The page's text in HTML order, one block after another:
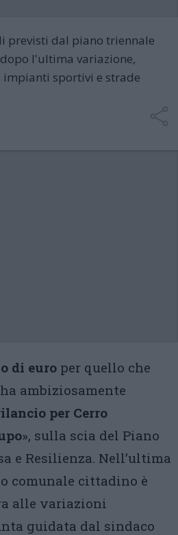
previsti dal piano triennale
l'ultima variazione,
impianti sportivi e strade
di euro per quello che
ambiziosamente
per Cerro
», sulla scia del Piano
e Resilienza. Nell’ultima
comunale cittadino è
alle variazioni
guidata dal sindaco